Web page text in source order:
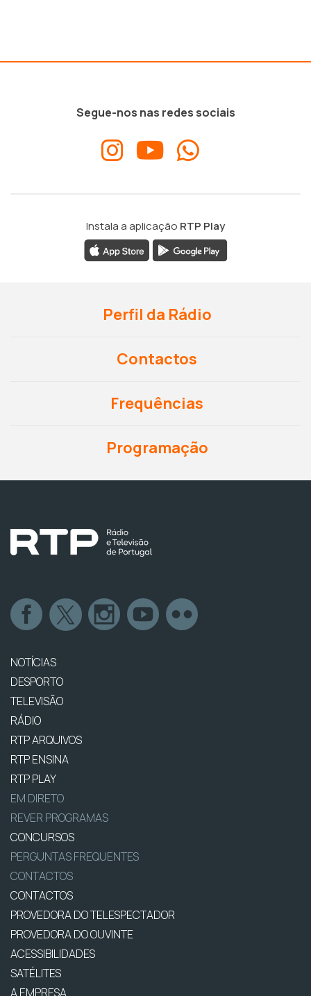
Segue-nos nas redes sociais
Instala a aplicação RTP Play
Perfil da Rádio
Contactos
Frequências
Programação
NOTÍCIAS
DESPORTO
TELEVISÃO
RÁDIO
RTP ARQUIVOS
RTP ENSINA
RTP PLAY
EM DIRETO
REVER PROGRAMAS
CONCURSOS
PERGUNTAS FREQUENTES
CONTACTOS
CONTACTOS
PROVEDORA DO TELESPECTADOR
PROVEDORA DO OUVINTE
ACESSIBILIDADES
SATÉLITES
A EMPRESA